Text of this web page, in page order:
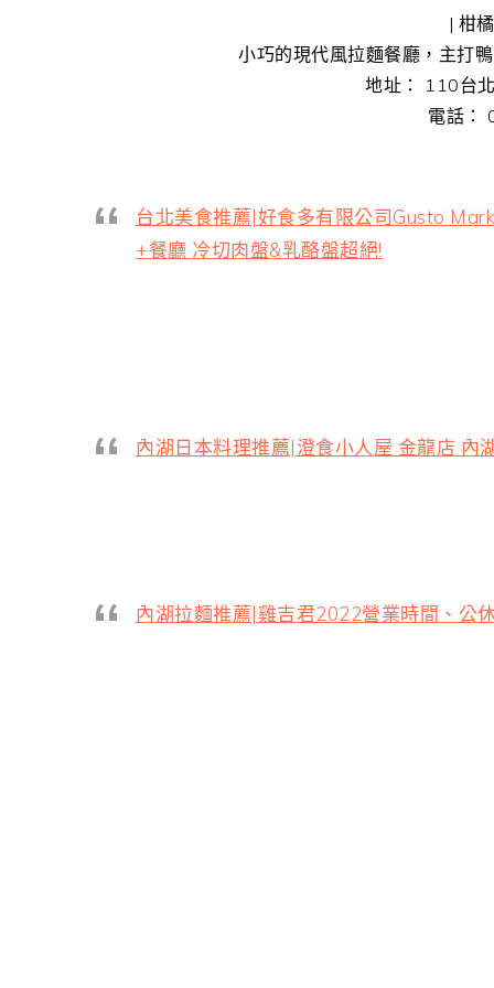
| 柑
小巧的現代風拉麵餐廳，主打
地址： 110台
電話：
台北美食推薦|好食多有限公司Gusto
+餐廳 冷切肉盤&乳酪盤超絕!
內湖日本料理推薦|澄食小人屋 金龍店 內
內湖拉麵推薦|雞吉君2022營業時間、公